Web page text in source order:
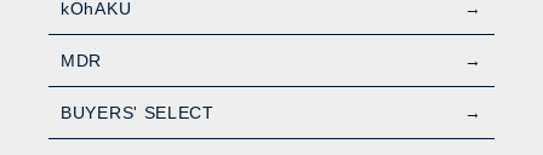
kOhAKU
MDR
BUYERS' SELECT